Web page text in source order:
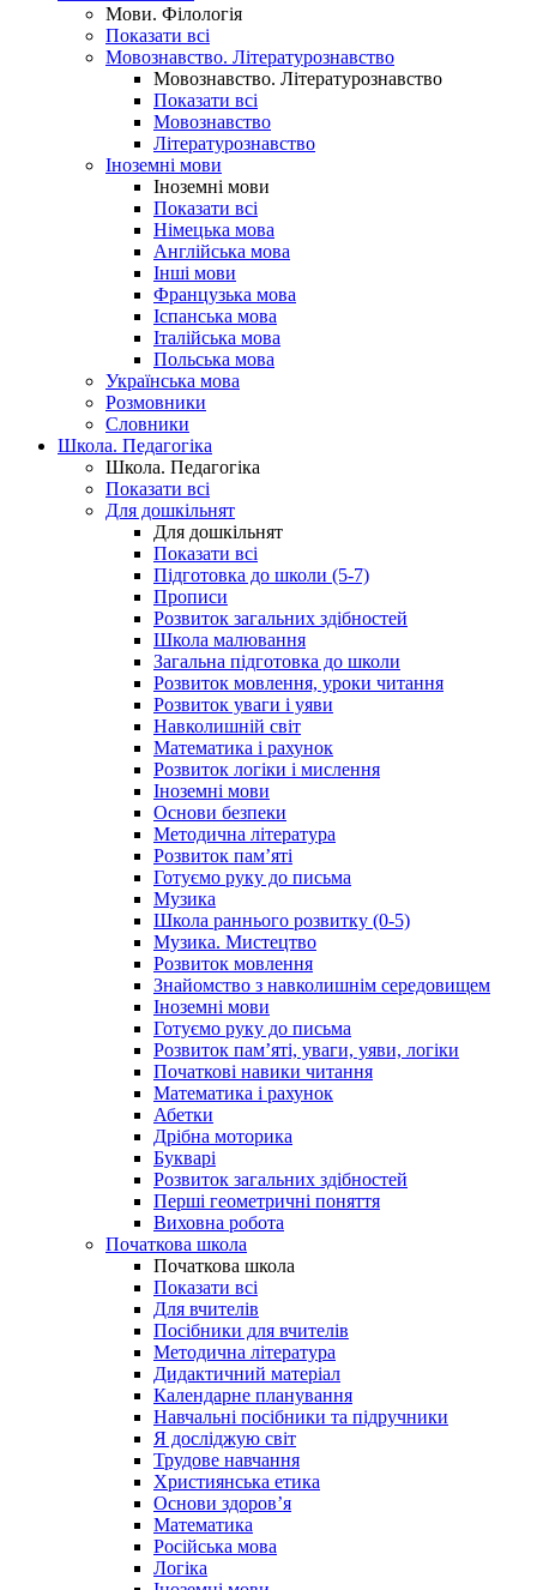
Мови. Філологія
Показати всі
Мовознавство. Літературознавство
Мовознавство. Літературознавство
Показати всі
Мовознавство
Літературознавство
Іноземні мови
Іноземні мови
Показати всі
Німецька мова
Англійська мова
Інші мови
Французька мова
Іспанська мова
Італійська мова
Польська мова
Українська мова
Розмовники
Словники
Школа. Педагогіка
Школа. Педагогіка
Показати всі
Для дошкільнят
Для дошкільнят
Показати всі
Підготовка до школи (5-7)
Прописи
Розвиток загальних здібностей
Школа малювання
Загальна підготовка до школи
Розвиток мовлення, уроки читання
Розвиток уваги і уяви
Навколишній світ
Математика і рахунок
Розвиток логіки і мислення
Іноземні мови
Основи безпеки
Методична література
Розвиток пам’яті
Готуємо руку до письма
Музика
Школа раннього розвитку (0-5)
Музика. Мистецтво
Розвиток мовлення
Знайомство з навколишнім середовищем
Іноземні мови
Готуємо руку до письма
Розвиток пам’яті, уваги, уяви, логіки
Початкові навики читання
Математика і рахунок
Абетки
Дрібна моторика
Букварі
Розвиток загальних здібностей
Перші геометричні поняття
Виховна робота
Початкова школа
Початкова школа
Показати всі
Для вчителів
Посібники для вчителів
Методична література
Дидактичний матеріал
Календарне планування
Навчальні посібники та підручники
Я досліджую світ
Трудове навчання
Християнська етика
Основи здоров’я
Математика
Російська мова
Логіка